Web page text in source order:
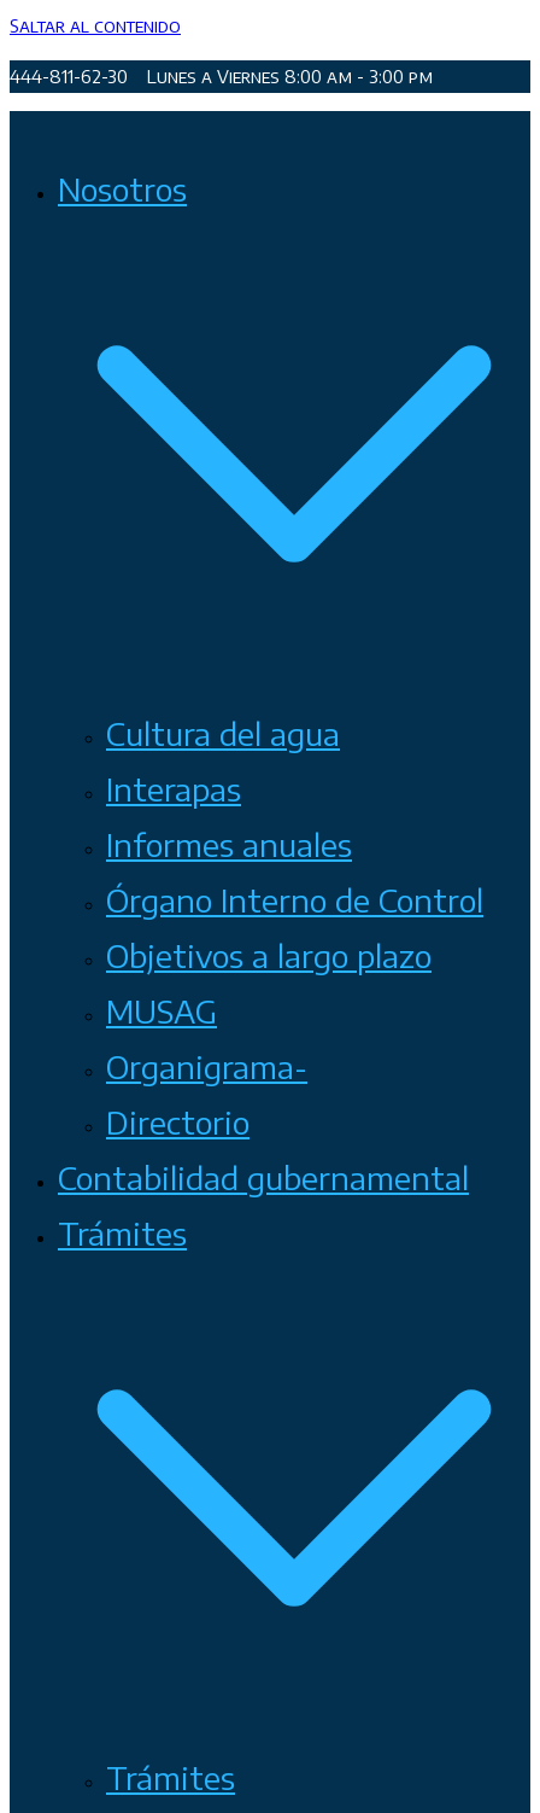
Saltar al contenido
444-811-62-30 Lunes a Viernes 8:00 am - 3:00 pm
Organismo Operador de Agua Potable, Alcantarillado y
Saneamiento de San Luis Potosí, Soledad de Graciano Sánchez
Nosotros
Cultura del agua
Interapas
Informes anuales
Órgano Interno de Control
Objetivos a largo plazo
MUSAG
Organigrama-
Directorio
Contabilidad gubernamental
Trámites
Trámites